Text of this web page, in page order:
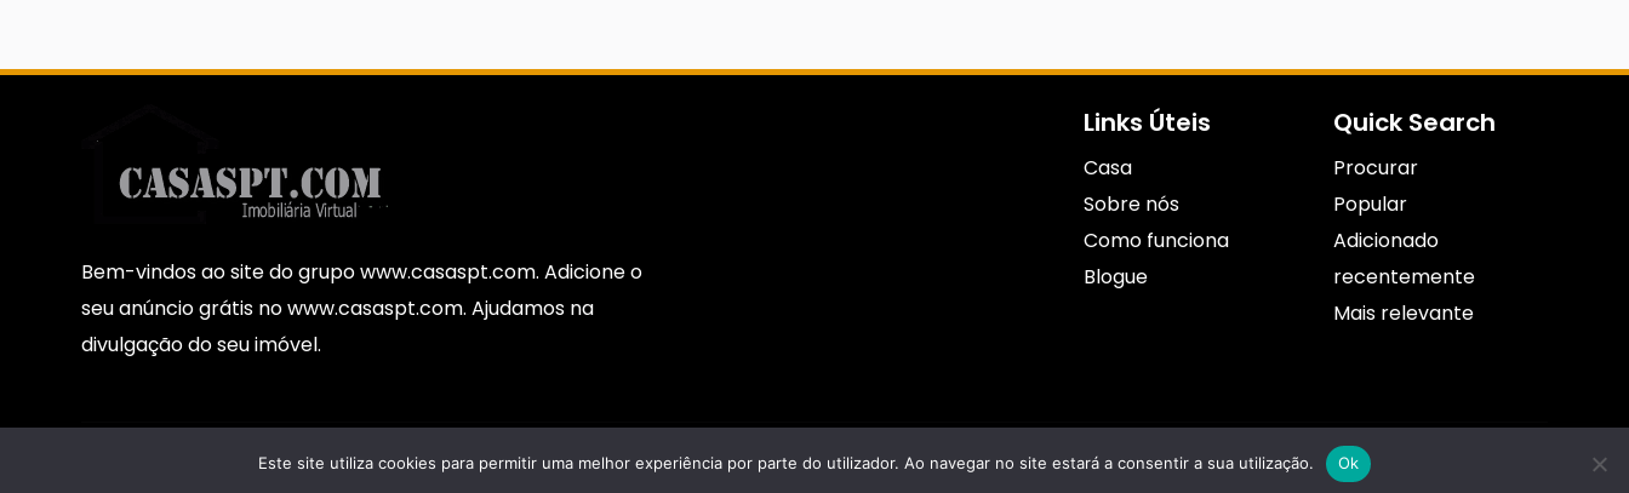
Bem-vindos ao site do grupo www.casaspt.com. Adicione o
seu anúncio grátis no www.casaspt.com. Ajudamos na
divulgação do seu imóvel.
Links Úteis
Casa
Sobre nós
Como funciona
Blogue
Quick Search
Procurar
Popular
Adicionado
recentemente
Mais relevante
© 2026 Casaspt.com Todos os direitos reservados.
Este site utiliza cookies para permitir uma melhor experiência por parte do utilizador. Ao navegar no site estará a consentir a sua utilização. Ok